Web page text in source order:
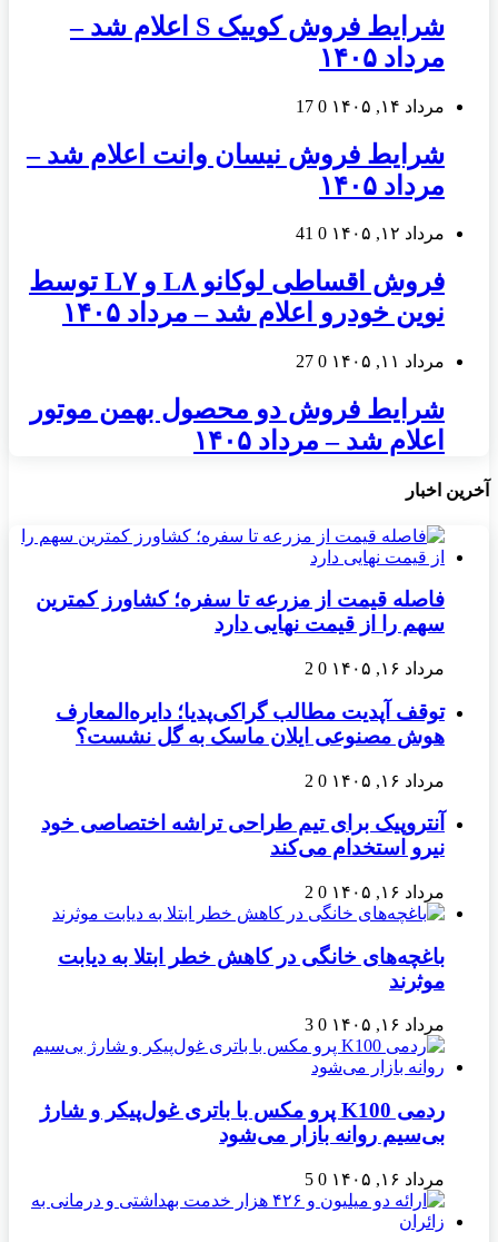
شرایط فروش کوییک S اعلام شد –
مرداد ۱۴۰۵
مرداد ۱۴, ۱۴۰۵ 0
17
شرایط فروش نیسان وانت اعلام شد –
مرداد ۱۴۰۵
مرداد ۱۲, ۱۴۰۵ 0
41
فروش اقساطی لوکانو L۸ و L۷ توسط
نوین خودرو اعلام شد – مرداد ۱۴۰۵
مرداد ۱۱, ۱۴۰۵ 0
27
شرایط فروش دو محصول بهمن موتور
اعلام شد – مرداد ۱۴۰۵
آخرین اخبار
فاصله قیمت از مزرعه تا سفره؛ کشاورز کمترین
سهم را از قیمت نهایی دارد
مرداد ۱۶, ۱۴۰۵ 0
2
توقف آپدیت مطالب گراکی‌پدیا؛ دایره‌المعارف
هوش مصنوعی ایلان ماسک به گل نشست؟
مرداد ۱۶, ۱۴۰۵ 0
2
آنتروپیک برای تیم طراحی تراشه اختصاصی خود
نیرو استخدام می‌کند
مرداد ۱۶, ۱۴۰۵ 0
2
باغچه‌های خانگی در کاهش خطر ابتلا به دیابت
موثرند
مرداد ۱۶, ۱۴۰۵ 0
3
ردمی K100 پرو مکس با باتری غول‌پیکر و شارژ
بی‌سیم روانه بازار می‌شود
مرداد ۱۶, ۱۴۰۵ 0
5